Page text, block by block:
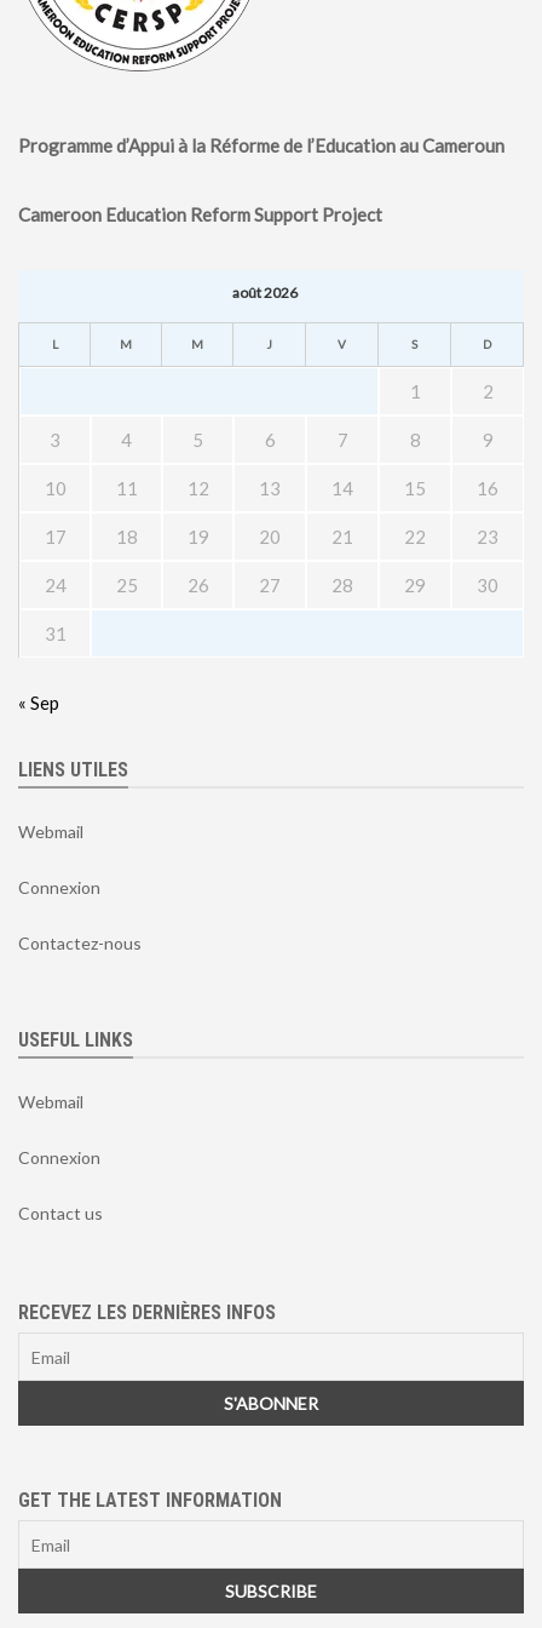
Programme d’Appui à la Réforme de l’Education au Cameroun
Cameroon Education Reform Support Project
août 2026
L M M J V S D
1 2
3 4 5 6 7 8 9
10 11 12 13 14 15 16
17 18 19 20 21 22 23
24 25 26 27 28 29 30
31
« Sep
LIENS UTILES
Webmail
Connexion
Contactez-nous
USEFUL LINKS
Webmail
Connexion
Contact us
RECEVEZ LES DERNIÈRES INFOS
GET THE LATEST INFORMATION